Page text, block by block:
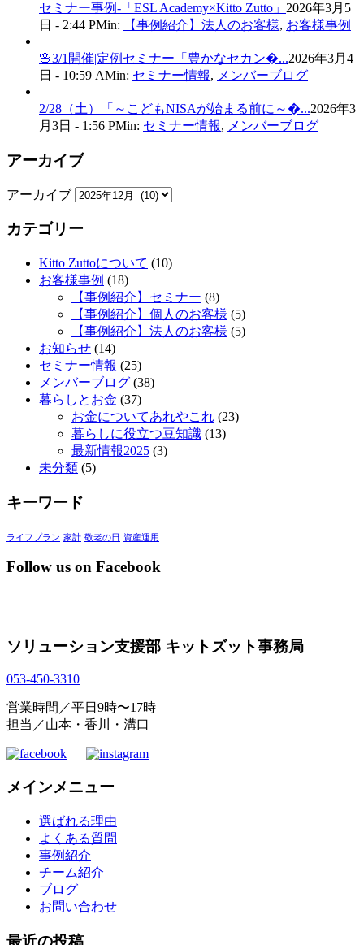
セミナー事例-「ESL Academy×Kitto Zutto」 2026年3月5
日 - 2:44 PMin: 【事例紹介】法人のお客様, お客様事例
🌸3/1開催|定例セミナー「豊かなセカン�...2026年3月4
日 - 10:59 AMin: セミナー情報, メンバーブログ
2/28（土）「～こどもNISAが始まる前に～�...2026年3
月3日 - 1:56 PMin: セミナー情報, メンバーブログ
アーカイブ
アーカイブ
カテゴリー
Kitto Zuttoについて (10)
お客様事例 (18)
【事例紹介】セミナー (8)
【事例紹介】個人のお客様 (5)
【事例紹介】法人のお客様 (5)
お知らせ (14)
セミナー情報 (25)
メンバーブログ (38)
暮らしとお金 (37)
お金についてあれやこれ (23)
暮らしに役立つ豆知識 (13)
最新情報2025 (3)
未分類 (5)
キーワード
ライフプラン 家計 敬老の日 資産運用
Follow us on Facebook
ソリューション支援部 キットズット事務局
053-450-3310
営業時間／平日9時〜17時
担当／山本・香川・溝口
メインメニュー
選ばれる理由
よくある質問
事例紹介
チーム紹介
ブログ
お問い合わせ
最近の投稿